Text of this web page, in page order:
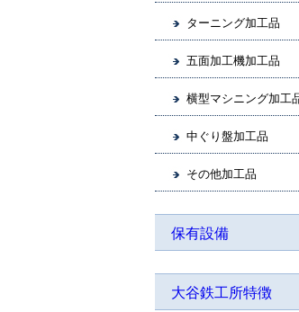
ターニング加工品
五面加工機加工品
横型マシニング加工
中ぐり盤加工品
その他加工品
保有設備
大谷鉄工所特徴